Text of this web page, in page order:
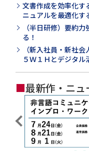
文書作成を効率化す
ニュアルを最適化す
（半日研修）要約
る！
（新入社員・新社
５Ｗ１Ｈとデジタル
■最新作・ニュ